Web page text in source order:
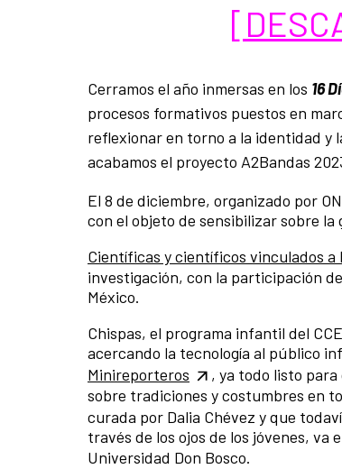
Cerramos el año inmersas en los 16
procesos formativos puestos en
reflexionar en torno a la identidad y
acabamos el proyecto A2Bandas
El 8 de diciembre, organizado por
con el objeto de sensibilizar sobre
Científicas y científicos vinculados a
investigación, con la participación
México.
Chispas, el programa infantil del
acercando la tecnología al público
Minireporteros
, ya todo listo
sobre tradiciones y costumbres en
curada por Dalia Chévez y que
través de los ojos de los jóvenes, va
Universidad Don Bosco.